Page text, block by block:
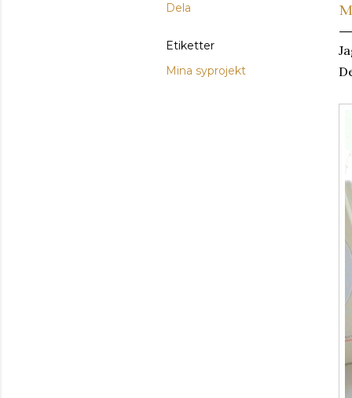
Dela
Etiketter
Mina syprojekt